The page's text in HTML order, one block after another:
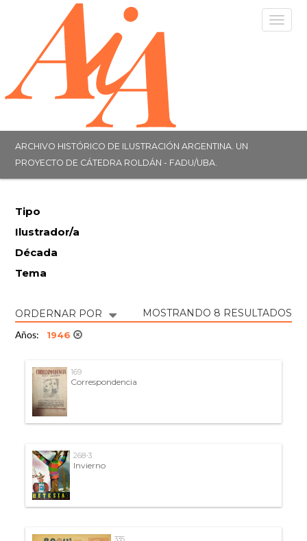
ARCHIVO HISTÓRICO DE ILUSTRACIÓN ARGENTINA. UN
PROYECTO DE CÁTEDRA ROLDÁN - FADU/UBA.
Tipo
Ilustrador/a
Década
Tema
ORDERNAR POR MOSTRANDO 8 RESULTADOS
Años: 1946
169
Correspondencia
268-3
Invierno
335